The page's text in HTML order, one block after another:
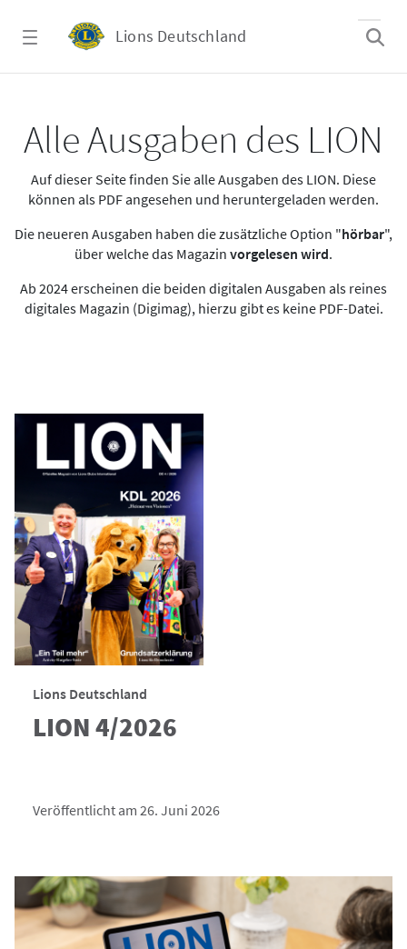
Lions Deutschland
Alle Ausgaben des LION
Auf dieser Seite finden Sie alle Ausgaben des LION. Diese
können als PDF angesehen und heruntergeladen werden.
Die neueren Ausgaben haben die zusätzliche Option "hörbar",
über welche das Magazin vorgelesen wird.
Ab 2024 erscheinen die beiden digitalen Ausgaben als reines
digitales Magazin (Digimag), hierzu gibt es keine PDF-Datei.
Lions Deutschland
LION 4/2026
Veröffentlicht am 26. Juni 2026